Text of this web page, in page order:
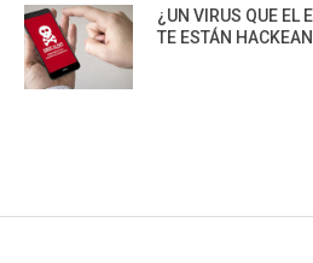
¿UN VIRUS QUE EL
TE ESTÁN